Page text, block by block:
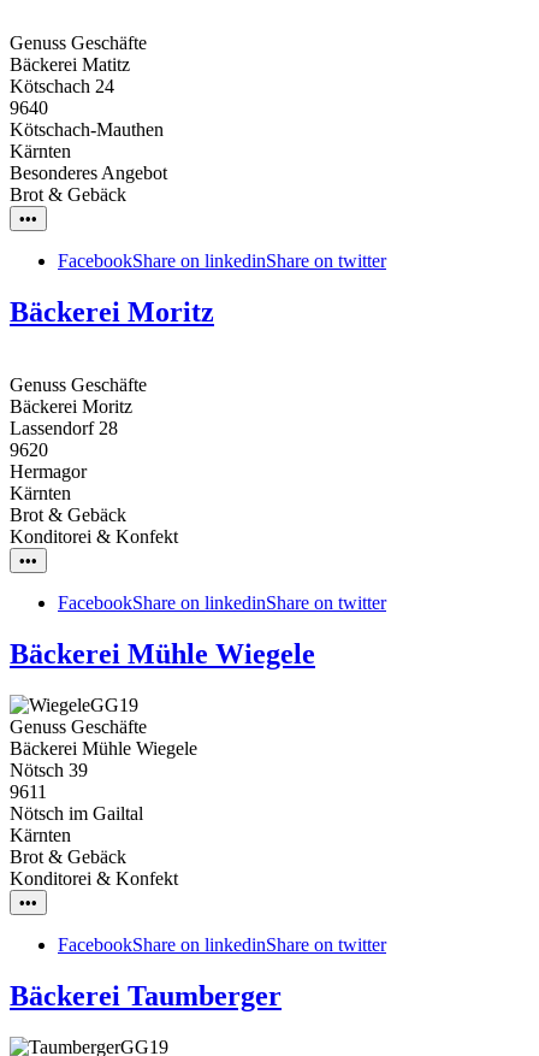
Genuss Geschäfte
Bäckerei Matitz
Kötschach 24
9640
Kötschach-Mauthen
Kärnten
Besonderes Angebot
Brot & Gebäck
•••
FacebookShare on linkedinShare on twitter
Bäckerei Moritz
Genuss Geschäfte
Bäckerei Moritz
Lassendorf 28
9620
Hermagor
Kärnten
Brot & Gebäck
Konditorei & Konfekt
•••
FacebookShare on linkedinShare on twitter
Bäckerei Mühle Wiegele
Genuss Geschäfte
Bäckerei Mühle Wiegele
Nötsch 39
9611
Nötsch im Gailtal
Kärnten
Brot & Gebäck
Konditorei & Konfekt
•••
FacebookShare on linkedinShare on twitter
Bäckerei Taumberger